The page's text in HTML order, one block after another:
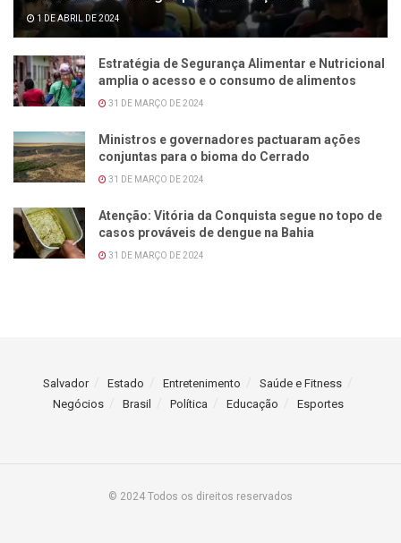
1 DE ABRIL DE 2024
Estratégia de Segurança Alimentar e Nutricional
amplia o acesso e o consumo de alimentos
31 DE MARÇO DE 2024
Ministros e governadores pactuaram ações
conjuntas para o bioma do Cerrado
31 DE MARÇO DE 2024
Atenção: Vitória da Conquista segue no topo de
casos prováveis de dengue na Bahia
31 DE MARÇO DE 2024
Salvador Estado Entretenimento
Saúde e Fitness
Negócios
Brasil Política Educação Esportes
© 2024 Todos os direitos reservados